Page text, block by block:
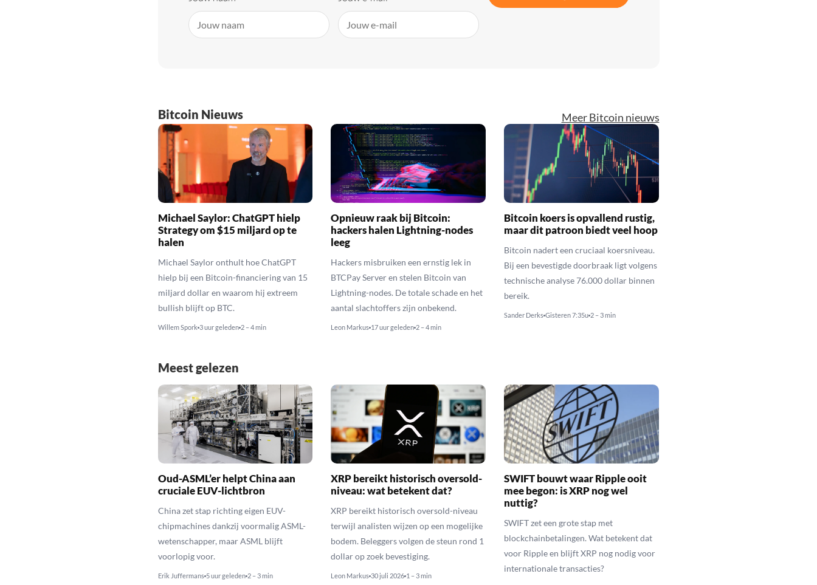
Bitcoin Nieuws Meer Bitcoin nieuws
Michael Saylor: ChatGPT hielp
Strategy om $15 miljard op te
halen
Michael Saylor onthult hoe ChatGPT
hielp bij een Bitcoin-financiering van 15
miljard dollar en waarom hij extreem
bullish blijft op BTC.
Willem Spork 3 uur geleden 2 – 4 min
Opnieuw raak bij Bitcoin:
hackers halen Lightning-nodes
leeg
Hackers misbruiken een ernstig lek in
BTCPay Server en stelen Bitcoin van
Lightning-nodes. De totale schade en het
aantal slachtoffers zijn onbekend.
Leon Markus 17 uur geleden 2 – 4 min
Bitcoin koers is opvallend rustig,
maar dit patroon biedt veel hoop
Bitcoin nadert een cruciaal koersniveau.
Bij een bevestigde doorbraak ligt volgens
technische analyse 76.000 dollar binnen
bereik.
Sander Derks Gisteren 7:35u 2 – 3 min
Meest gelezen
Oud-ASML’er helpt China aan
cruciale EUV-lichtbron
China zet stap richting eigen EUV-
chipmachines dankzij voormalig ASML-
wetenschapper, maar ASML blijft
voorlopig voor.
Erik Juffermans 5 uur geleden 2 – 3 min
XRP bereikt historisch oversold-
niveau: wat betekent dat?
XRP bereikt historisch oversold-niveau
terwijl analisten wijzen op een mogelijke
bodem. Beleggers volgen de steun rond 1
dollar op zoek bevestiging.
Leon Markus 30 juli 2026 1 – 3 min
SWIFT bouwt waar Ripple ooit
mee begon: is XRP nog wel
nuttig?
SWIFT zet een grote stap met
blockchainbetalingen. Wat betekent dat
voor Ripple en blijft XRP nog nodig voor
internationale transacties?